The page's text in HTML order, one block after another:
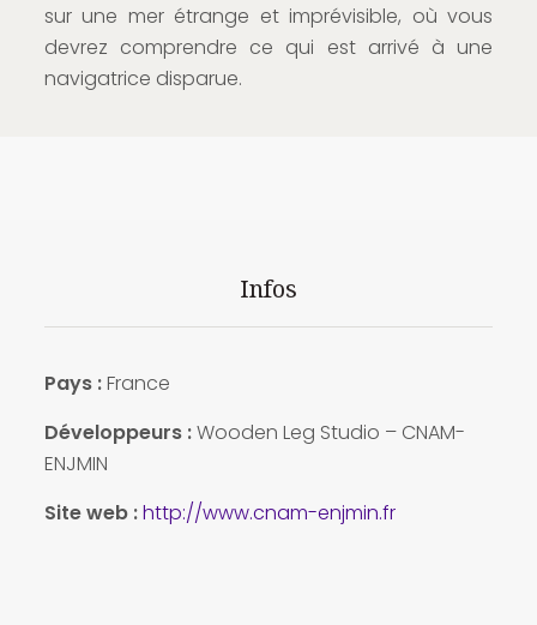
sur une mer étrange et imprévisible, où vous
devrez comprendre ce qui est arrivé à une
navigatrice disparue.
Infos
Pays :France
Développeurs :Wooden Leg Studio – CNAM-
ENJMIN
Site web :http://www.cnam-enjmin.fr